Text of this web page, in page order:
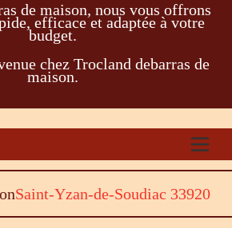
de maison, nous vous offrons
efficace et adaptée à votre
budget.
chez Trocland debarras de
maison.
Saint-Yzan-de-Soudiac 33920